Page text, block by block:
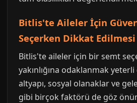
Bitlis'te Aileler İçin
Seçerken Dikkat
Bitlis'te aileler için bir semt
yakınlığına odaklanmak
altyapı, sosyal olanaklar ve
gibi birçok faktörü de göz